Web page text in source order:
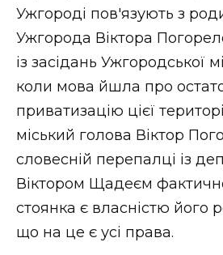
Ужгороді пов'язують з
Ужгорода Віктора
із засідань Ужгородської
коли мова йшла про
приватизацію цієї
міський голова Віктор
словесній перепалці із
Віктором Щадеєм
стоянка є власністю його
що на це є усі права.